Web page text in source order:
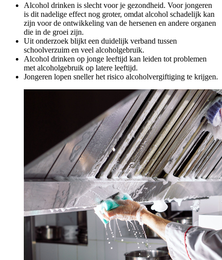
Alcohol drinken is slecht voor je gezondheid. Voor jongeren
is dit nadelige effect nog groter, omdat alcohol schadelijk kan
zijn voor de ontwikkeling van de hersenen en andere organen
die in de groei zijn.
Uit onderzoek blijkt een duidelijk verband tussen
schoolverzuim en veel alcoholgebruik.
Alcohol drinken op jonge leeftijd kan leiden tot problemen
met alcoholgebruik op latere leeftijd.
Jongeren lopen sneller het risico alcoholvergiftiging te krijgen.